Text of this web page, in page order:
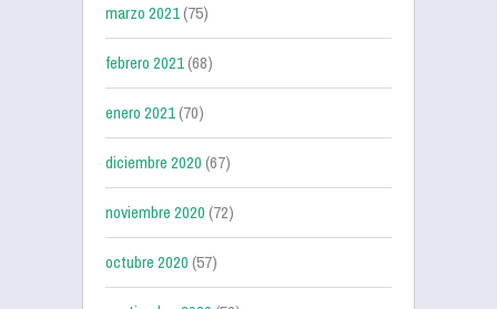
marzo 2021(75)
febrero 2021(68)
enero 2021(70)
diciembre 2020(67)
noviembre 2020(72)
octubre 2020(57)